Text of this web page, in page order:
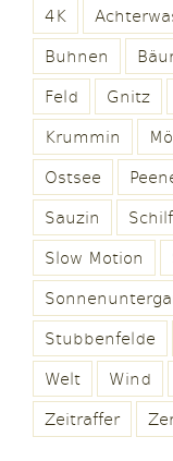
4K
Buhnen
Feld
Gnitz
Krummin
Ostsee
Sauzin
Schilf
Slow Motion
Stubbenfelde
Welt
Wind
Zeitraffer